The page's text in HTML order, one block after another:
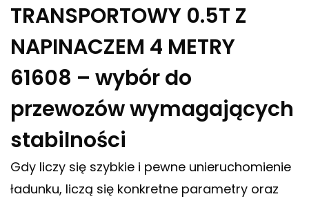
TRANSPORTOWY 0.5T Z
NAPINACZEM 4 METRY
61608 – wybór do
przewozów wymagających
stabilności
Gdy liczy się szybkie i pewne unieruchomienie
ładunku, liczą się konkretne parametry oraz